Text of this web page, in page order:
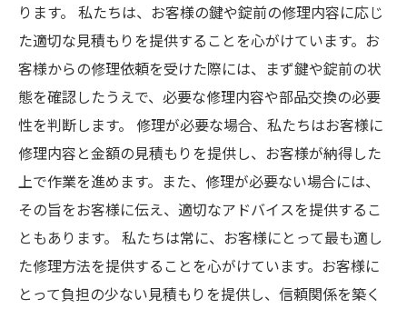
ります。 私たちは、お客様の鍵や錠前の修理内容に応じ
た適切な見積もりを提供することを心がけています。お
客様からの修理依頼を受けた際には、まず鍵や錠前の状
態を確認したうえで、必要な修理内容や部品交換の必要
性を判断します。 修理が必要な場合、私たちはお客様に
修理内容と金額の見積もりを提供し、お客様が納得した
上で作業を進めます。また、修理が必要ない場合には、
その旨をお客様に伝え、適切なアドバイスを提供するこ
ともあります。 私たちは常に、お客様にとって最も適し
た修理方法を提供することを心がけています。お客様に
とって負担の少ない見積もりを提供し、信頼関係を築く